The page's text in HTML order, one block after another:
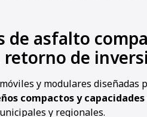
de asfalto
retorno de
y modulares diseñadas
compactos y
y regionales.